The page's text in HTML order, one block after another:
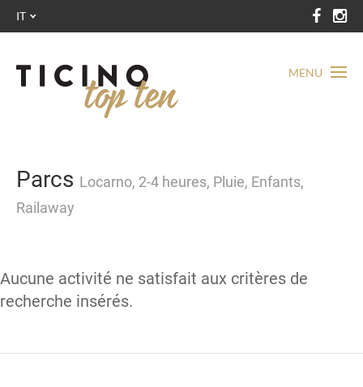
MENU
IT
Parcs Locarno, 2-4 heures, Pluie, Enfants,
Railaway
Aucune activité ne satisfait aux critères de
recherche insérés.